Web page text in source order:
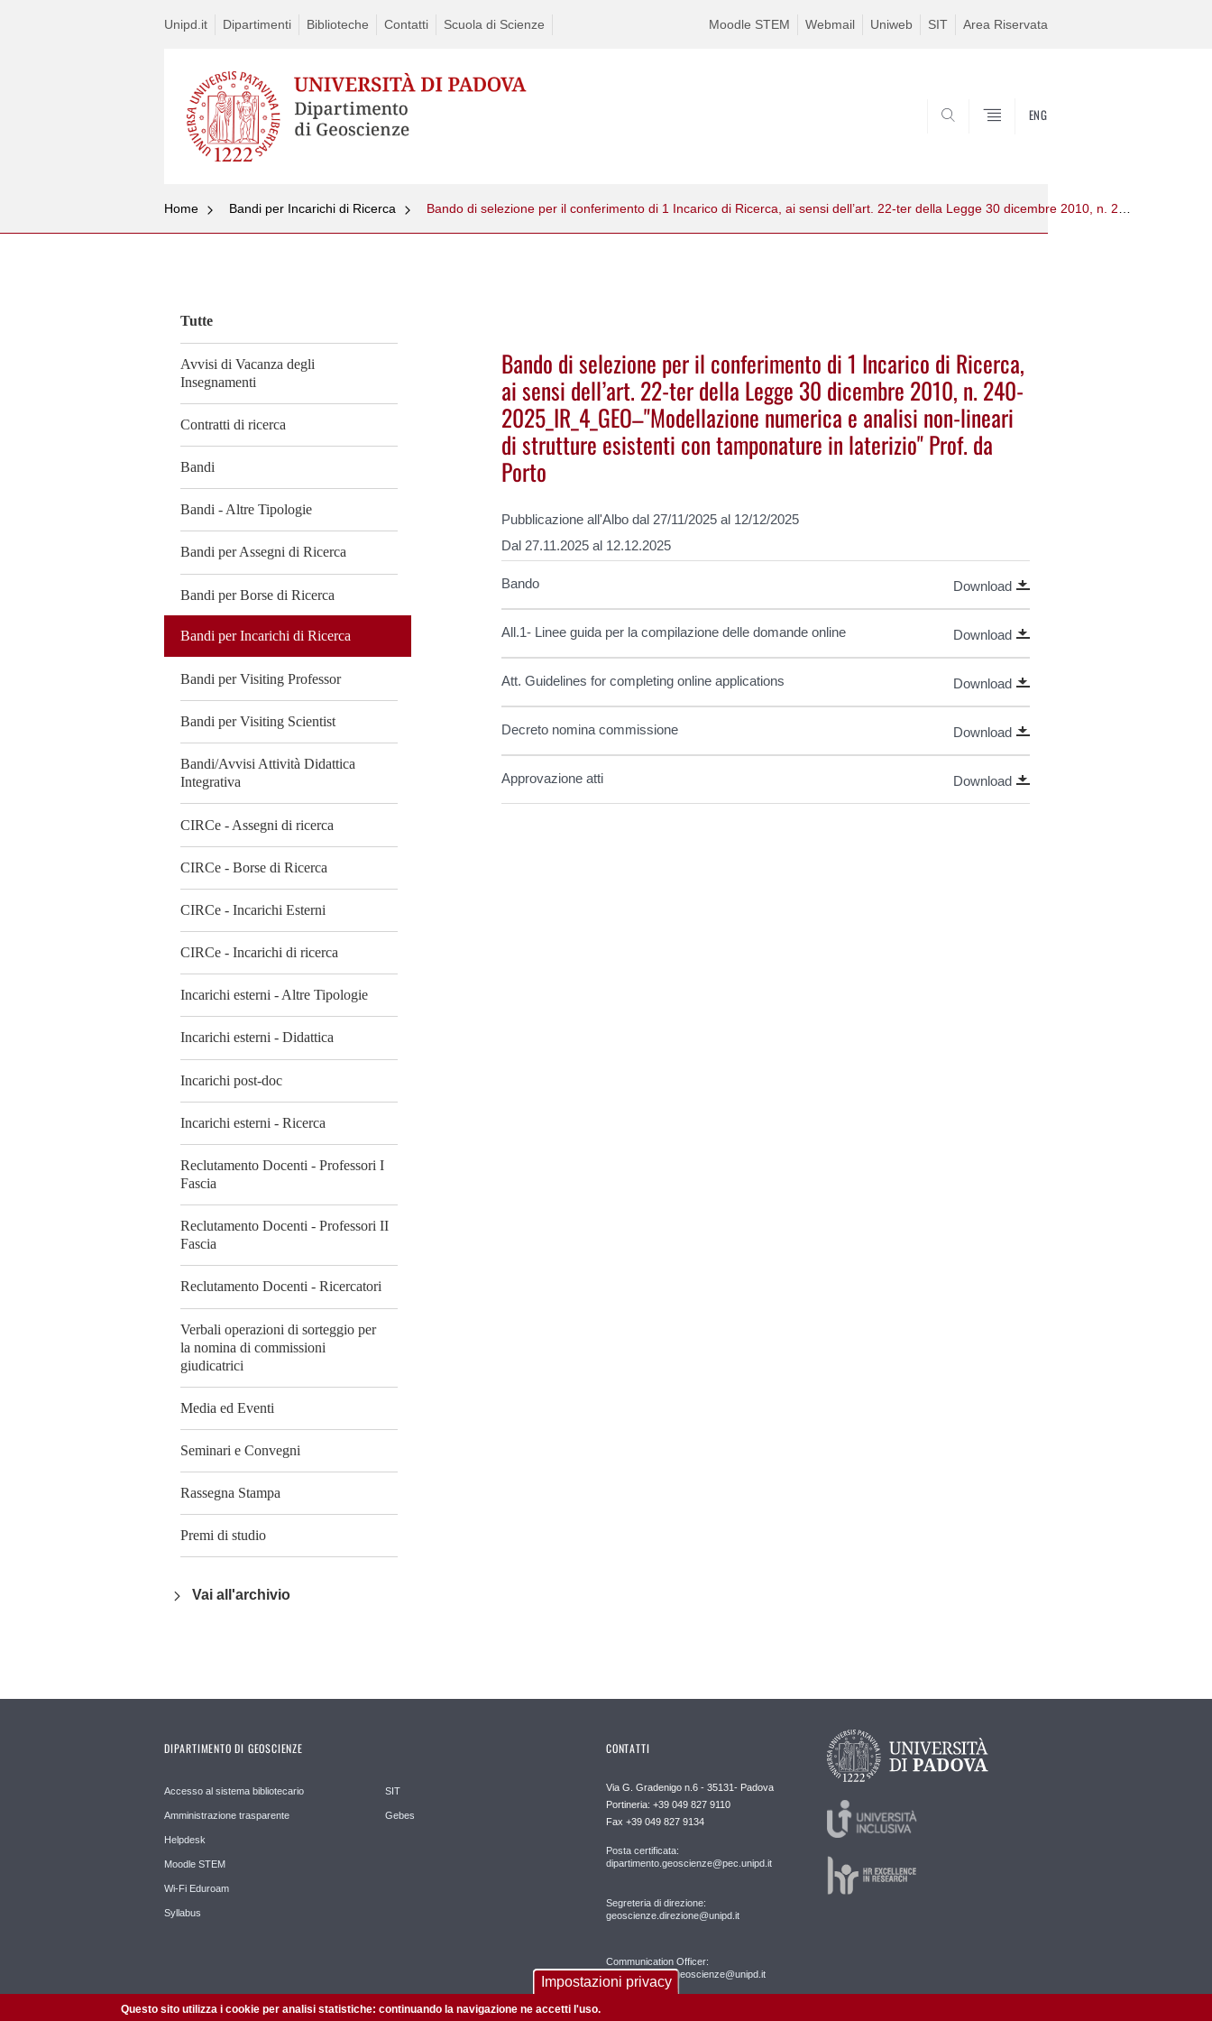
Unipd.it Dipartimenti Biblioteche Contatti Scuola di Scienze Moodle STEM Webmail Uniweb SIT Area Riservata
ENG
Home Bandi per Incarichi di Ricerca Bando di selezione per il conferimento di 1 Incarico di Ricerca, ai sensi dell’art. 22-ter della Legge 30 dicembre 2010, n. 240-2025_IR_4_GEO–"Modellazione numerica e analisi non-lineari di strutture esistenti con tamponature in laterizio" Prof. da Porto
Tutte
Avvisi di Vacanza degli
Insegnamenti
Contratti di ricerca
Bandi
Bandi - Altre Tipologie
Bandi per Assegni di Ricerca
Bandi per Borse di Ricerca
Bandi per Incarichi di Ricerca
Bandi per Visiting Professor
Bandi per Visiting Scientist
Bandi/Avvisi Attività Didattica
Integrativa
CIRCe - Assegni di ricerca
CIRCe - Borse di Ricerca
CIRCe - Incarichi Esterni
CIRCe - Incarichi di ricerca
Incarichi esterni - Altre Tipologie
Incarichi esterni - Didattica
Incarichi post-doc
Incarichi esterni - Ricerca
Reclutamento Docenti - Professori I
Fascia
Reclutamento Docenti - Professori II
Fascia
Reclutamento Docenti - Ricercatori
Verbali operazioni di sorteggio per
la nomina di commissioni
giudicatrici
Media ed Eventi
Seminari e Convegni
Rassegna Stampa
Premi di studio
Vai all'archivio
Bando di selezione per il conferimento di 1 Incarico di Ricerca,
ai sensi dell’art. 22-ter della Legge 30 dicembre 2010, n. 240-
2025_IR_4_GEO–"Modellazione numerica e analisi non-lineari
di strutture esistenti con tamponature in laterizio" Prof. da
Porto
Pubblicazione all'Albo dal 27/11/2025 al 12/12/2025
Dal 27.11.2025 al 12.12.2025
Bando Download
All.1- Linee guida per la compilazione delle domande online Download
Att. Guidelines for completing online applications Download
Decreto nomina commissione Download
Approvazione atti Download
DIPARTIMENTO DI GEOSCIENZE
Accesso al sistema bibliotecario
Amministrazione trasparente
Helpdesk
Moodle STEM
Wi-Fi Eduroam
Syllabus
SIT
Gebes
CONTATTI
Via G. Gradenigo n.6 - 35131- Padova
Portineria: +39 049 827 9110
Fax +39 049 827 9134
Posta certificata:
dipartimento.geoscienze@pec.unipd.it
Segreteria di direzione:
geoscienze.direzione@unipd.it
Communication Officer:
comunicazione.geoscienze@unipd.it
Impostazioni privacy
Questo sito utilizza i cookie per analisi statistiche: continuando la navigazione ne accetti l'uso.